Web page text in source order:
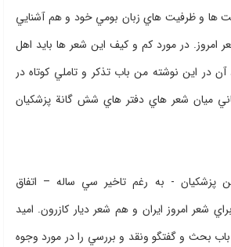
ها و ظرفيت هاي زبان بومي خود و هم آشنايي
امروز. در مورد كم و كيف اين شعر ها بايد اهل
در اين نوشته من باب تذكر و تاملي كوتاه در
ميان شعر هاي دفتر هاي شش گانة پزشكيان
پزشكيان - به رغم تاخير سي ساله – اتفاق
شعر امروز ايران و هم شعر ديار كازرون. اميد
باب بحث و گفتگو ونقد و بررسي را در مورد وجوه